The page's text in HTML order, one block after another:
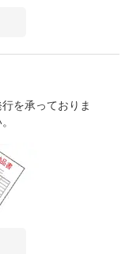
を承っておりま